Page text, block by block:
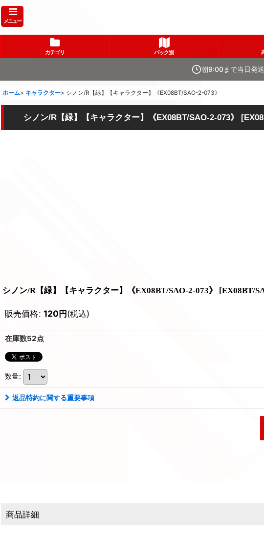
メニュー
カテゴリ パック別
朝9:00まで当日発送
ホーム> キャラクター> シノン/R【緑】【キャラクター】《EX08BT/SAO-2-073》
シノン/R【緑】【キャラクター】《EX08BT/SAO-2-073》 [
シノン/R【緑】【キャラクター】《EX08BT/SAO-2-073》 [EX08BT/
販売価格: 120円(税込)
在庫数52点
数量:
返品特約に関する重要事項
商品詳細